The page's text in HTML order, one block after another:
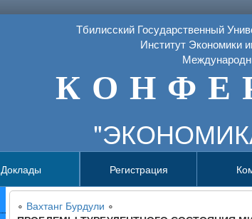
Тбилисский Государственный
Институт Экономики
К О Н Ф Е
Доклады Регистрация
∘ Вахтанг Бурдули ∘